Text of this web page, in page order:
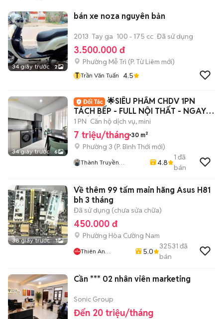
34 giây trước 2
bán xe noza nguyên bản
2013 Tay ga 100 - 175 cc Đã sử dụng
3.500.000 đ
Phường Mễ Trì (P. Từ Liêm mới)
T Trần Văn Tuấn 4.5
34 giây trước 6
🌟SIÊU PHẨM CHDV 1PN
TÁCH BẾP - FULL NỘI THẤT - NGAY
HOÀ BÌNH - Q11🌟
1 PN Căn hộ dịch vụ, mini
7 triệu/tháng 30 m²
Phường 3 (P. Bình Thới mới)
Thành Truyền
4.8
1 đã
bán
38 giây trước 1
Về thêm 99 tấm main hãng Asus H81
bh 3 tháng
Đã sử dụng (chưa sửa chữa)
450.000 đ
Phường Hòa Cường Nam
Thiên An
5.0
32531 đã
bán
Cần *** 02 nhân viên marketing
Sonic Group
Đến 20 triệu/tháng